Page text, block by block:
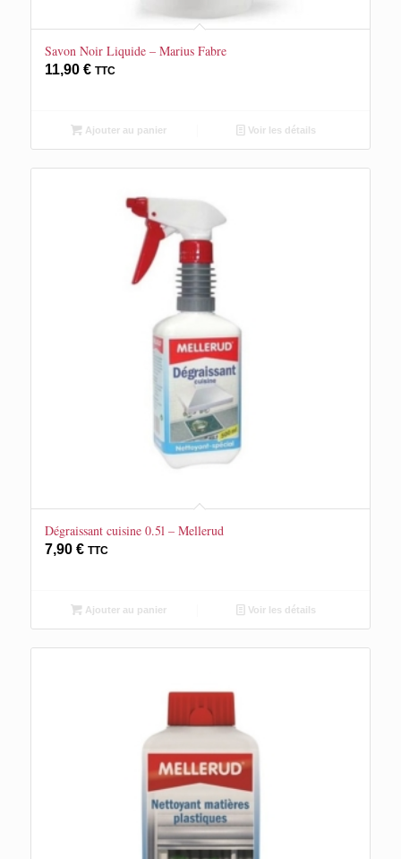
Savon Noir Liquide – Marius Fabre
11,90 € TTC
Ajouter au panier Voir les détails
Dégraissant cuisine 0.5l – Mellerud
7,90 € TTC
Ajouter au panier Voir les détails